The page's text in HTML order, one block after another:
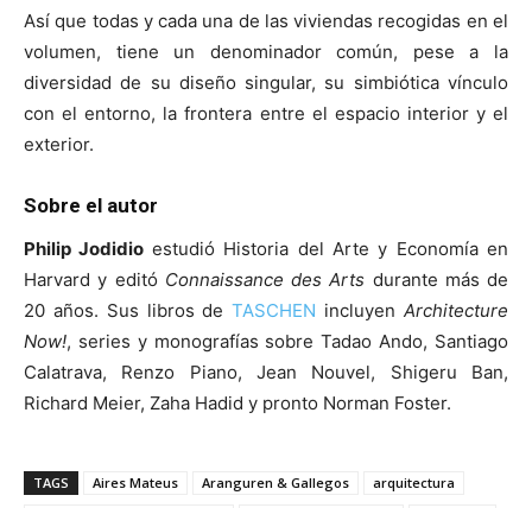
Así que todas y cada una de las viviendas recogidas en el
volumen, tiene un denominador común, pese a la
diversidad de su diseño singular, su simbiótica vínculo
con el entorno, la frontera entre el espacio interior y el
exterior.
Sobre el autor
Philip Jodidio estudió Historia del Arte y Economía en
Harvard y editó Connaissance des Arts durante más de
20 años. Sus libros deTASCHEN incluyenArchitecture
Now!, series y monografías sobre Tadao Ando, Santiago
Calatrava, Renzo Piano, Jean Nouvel, Shigeru Ban,
Richard Meier, Zaha Hadid y pronto Norman Foster.
TAGS Aires Mateus Aranguren & Gallegos
arquitectura